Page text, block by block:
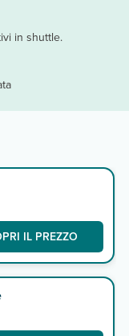
in shuttle.
IL PREZZO